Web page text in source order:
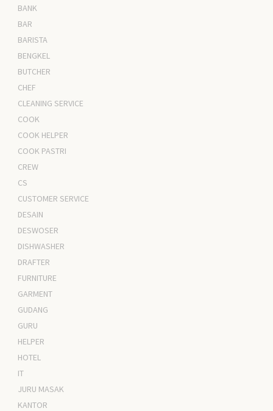
BANK
BAR
BARISTA
BENGKEL
BUTCHER
CHEF
CLEANING SERVICE
COOK
COOK HELPER
COOK PASTRI
CREW
CS
CUSTOMER SERVICE
DESAIN
DESWOSER
DISHWASHER
DRAFTER
FURNITURE
GARMENT
GUDANG
GURU
HELPER
HOTEL
IT
JURU MASAK
KANTOR